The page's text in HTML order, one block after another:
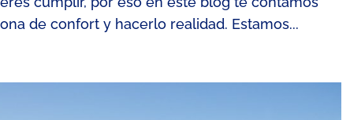
de confort y hacerlo realidad. Estamos...